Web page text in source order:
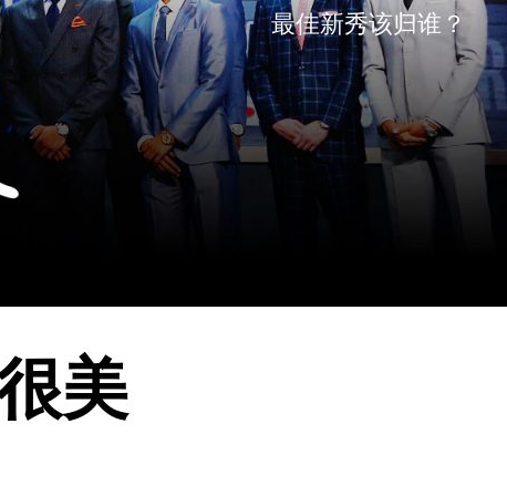
最佳新秀该归谁？
美